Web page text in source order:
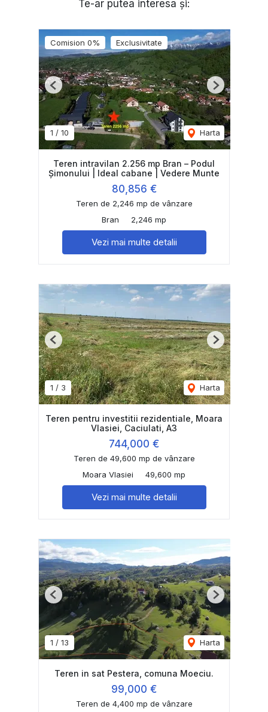
Te-ar putea interesa și:
Comision 0% Exclusivitate
1 / 10 Harta
Previous Next
Teren intravilan 2.256 mp Bran – Podul
Șimonului | Ideal cabane | Vedere Munte
80,856 €
Teren de 2,246 mp de vânzare
Bran
2,246 mp
Vezi mai multe detalii
1 / 3 Harta
Previous Next
Teren pentru investitii rezidentiale, Moara
Vlasiei, Caciulati, A3
744,000 €
Teren de 49,600 mp de vânzare
Moara Vlasiei
49,600 mp
Vezi mai multe detalii
1 / 13 Harta
Previous Next
Teren in sat Pestera, comuna Moeciu.
99,000 €
Teren de 4,400 mp de vânzare